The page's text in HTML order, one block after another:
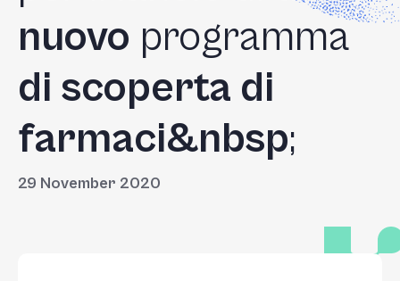
nuovo programma
di scoperta di
farmaci&nbsp;
29 November 2020